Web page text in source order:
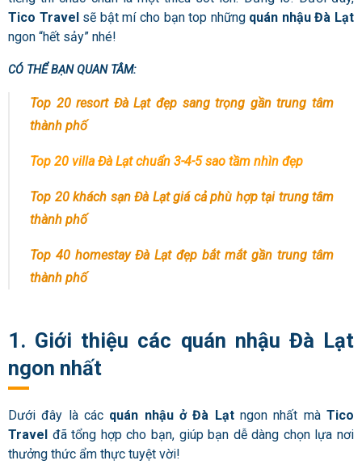
Tico Travel sẽ bật mí cho bạn top những quán nhậu Đà Lạt
ngon “hết sảy” nhé!
CÓ THỂ BẠN QUAN TÂM:
Top 20 resort Đà Lạt đẹp sang trọng gần trung tâm
thành phố
Top 20 villa Đà Lạt chuẩn 3-4-5 sao tầm nhìn đẹp
Top 20 khách sạn Đà Lạt giá cả phù hợp tại trung tâm
thành phố
Top 40 homestay Đà Lạt đẹp bắt mắt gần trung tâm
thành phố
1. Giới thiệu các quán nhậu Đà Lạt
ngon nhất
Dưới đây là các quán nhậu ở Đà Lạtngon nhất màTico
Travel đã tổng hợp cho bạn, giúp bạn dễ dàng chọn lựa nơi
thưởng thức ẩm thực tuyệt vời!